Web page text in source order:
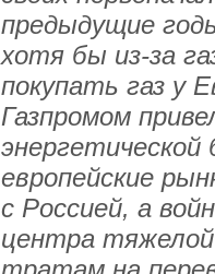
предыдущие
хотя бы из-за
покупать газ у
Газпромом
европейские
с Россией, а
центра